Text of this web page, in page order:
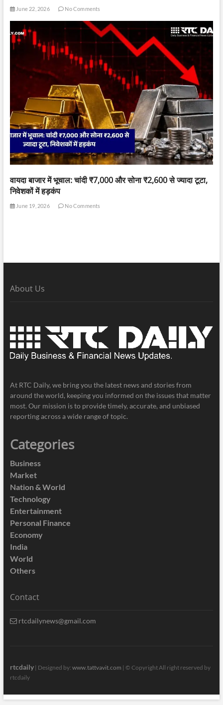
June 22, 2026 No Comments
वायदा बाजार में भूचाल: चांदी ₹7,000 और सोना ₹2,600 से ज्यादा टूटा,
निवेशकों में हड़कंप
June 19, 2026 No Comments
About Us
At RTC Daily, we bring you the latest news and stories from
around the world, keeping you informed on the issues that matter
most. Our mission is to provide timely, accurate, and unbiased
reporting across a wide range of topic.
Categories
Business
Market
Nation & World
Technology
Entertainment
Personal Finance
Economy
India
World
Others
Contact
rtcdailynews@gmail.com
rtcdaily| Designed by: www.tattvavit.com | © Copyright All right reserved by
rtcdaily